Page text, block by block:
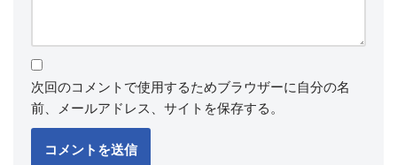
次回のコメントで使用するためブラウザーに自分の名
前、メールアドレス、サイトを保存する。